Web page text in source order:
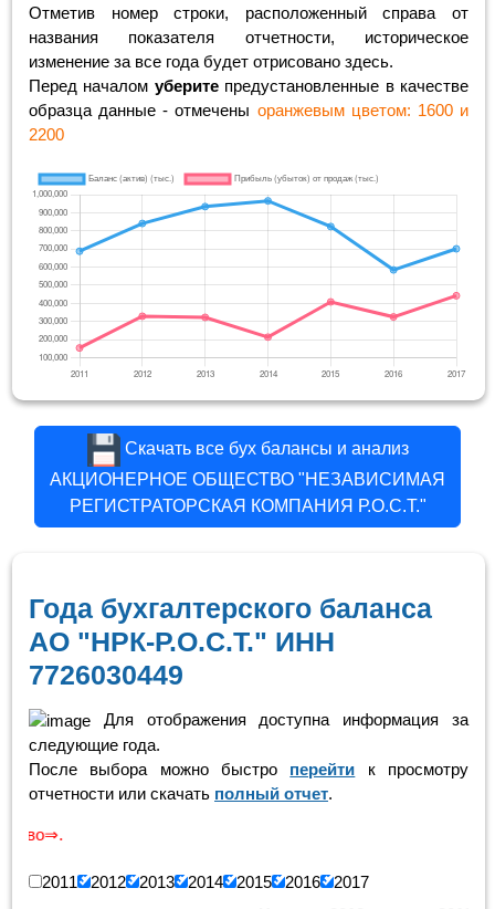
Отметив номер строки, расположенный справа от
названия показателя отчетности, историческое
изменение за все года будет отрисовано здесь.
Перед началом уберитепредустановленные в качестве
образца данные - отмечены оранжевым цветом: 1600 и
2200
Скачать все бух балансы и анализ
АКЦИОНЕРНОЕ ОБЩЕСТВО "НЕЗАВИСИМАЯ
РЕГИСТРАТОРСКАЯ КОМПАНИЯ Р.О.С.Т."
Года бухгалтерского баланса
АО "НРК-Р.О.С.Т." ИНН
7726030449
Для отображения доступна информация за
следующие года.
После выбора можно быстро перейти к просмотру
отчетности или скачать полный отчет.
2011 2012 2013 2014 2015 2016
2017